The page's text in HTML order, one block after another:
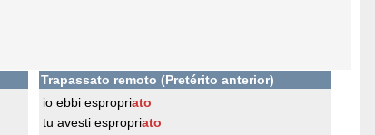
Trapassato remoto (Pretérito anterior)
io ebbi espropriato
tu avesti espropriato